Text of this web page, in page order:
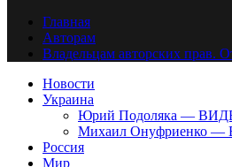
Главная
Авторам
Владельцам авторских прав.
Новости
Украина
Юрий Подоляка —
Михаил Онуфриенко —
Россия
Мир